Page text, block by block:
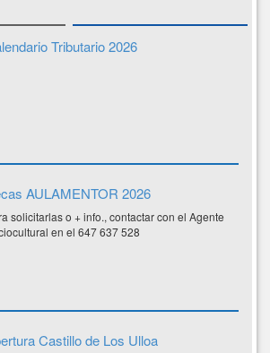
Tributario 2026
AULAMENTOR 2026
solicitarlas o + info., contactar con el Agente
en el 647 637 528
Castillo de Los Ulloa